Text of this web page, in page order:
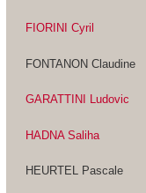
FIORINI Cyril
FONTANON Claudine
GARATTINI Ludovic
HADNA Saliha
HEURTEL Pascale